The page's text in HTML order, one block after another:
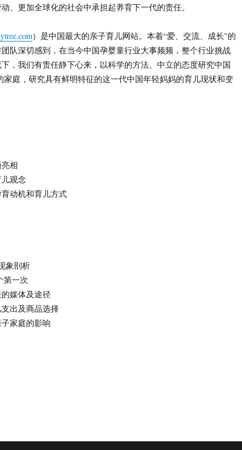
、更加全球化的社会中承担起养育下一代的责任。
）是中国最大的亲子育儿网站。本着“爱、交流、成长”的
队深切感到，在当今中国孕婴童行业大事频频，整个行业挑战
，我们有责任静下心来，以科学的方法、中立的态度研究中国
家庭，研究具有鲜明特征的这一代中国年轻妈妈的育儿现状和变
相
观念
动机和育儿方式
象剖析
第一次
媒体及途径
出及商品选择
家庭的影响